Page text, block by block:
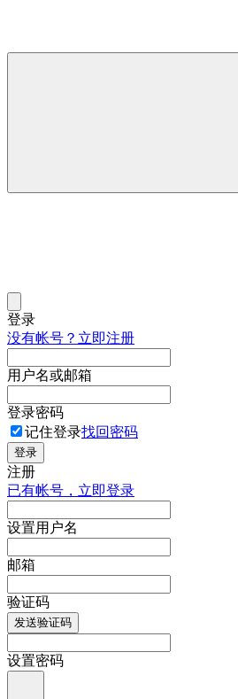
登录
没有帐号？立即注册
用户名或邮箱
登录密码
记住登录找回密码
登录
注册
已有帐号，立即登录
设置用户名
邮箱
验证码
发送验证码
设置密码